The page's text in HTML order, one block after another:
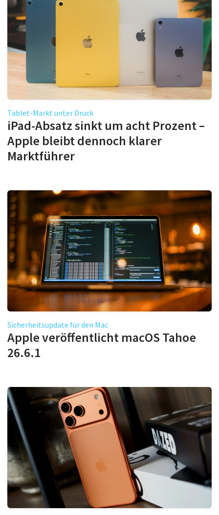
Tablet-Markt unter Druck
iPad-Absatz sinkt um acht Prozent –
Apple bleibt dennoch klarer
Marktführer
Sicherheitsupdate für den Mac
Apple veröffentlicht macOS Tahoe
26.6.1